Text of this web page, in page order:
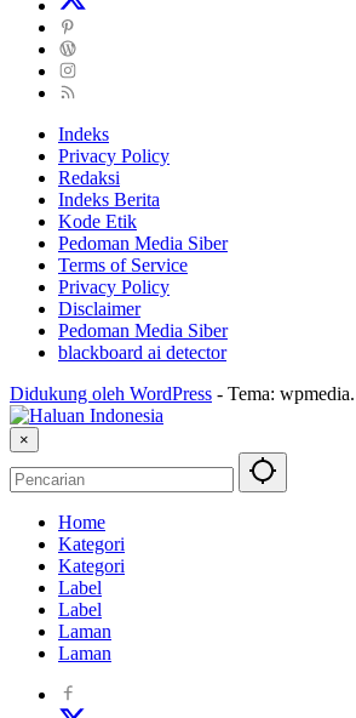
Indeks
Privacy Policy
Redaksi
Indeks Berita
Kode Etik
Pedoman Media Siber
Terms of Service
Privacy Policy
Disclaimer
Pedoman Media Siber
blackboard ai detector
Didukung oleh WordPress - Tema: wpmedia.
×
Home
Kategori
Kategori
Label
Label
Laman
Laman